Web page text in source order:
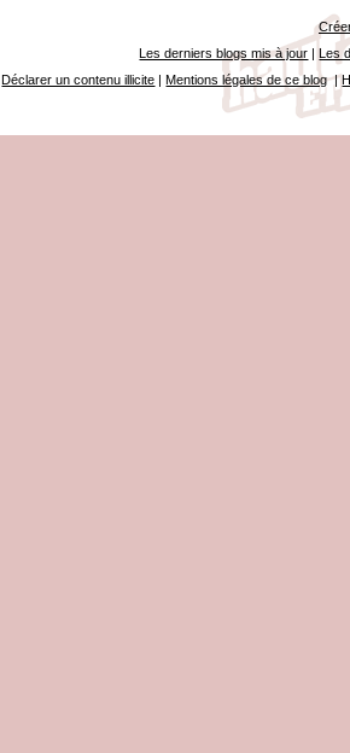
Les derniers blogs mis à jour |Les
Déclarer un contenu illicite |Mentions légales de ce blog|